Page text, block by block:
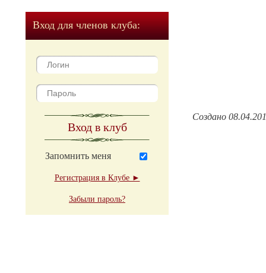
Вход для членов клуба:
Вход в клуб
Запомнить меня
Регистрация в Клубе ►
Забыли пароль?
Создано